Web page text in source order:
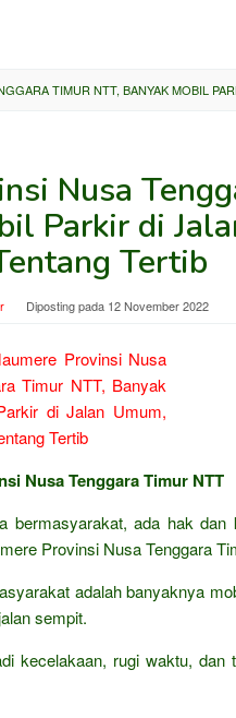
TIMUR NTT, BANYAK MOBIL
Nusa
Parkir di
Tertib
Diposting pada 12 November 2022
Nusa Tenggara Timur NTT
bermasyarakat, ada hak dan
Provinsi Nusa Tenggara
adalah banyaknya
sempit.
kecelakaan, rugi waktu, dan